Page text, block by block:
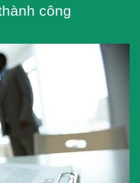
công